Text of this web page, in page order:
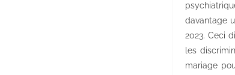
davantage
2023. Ceci
les
mariage